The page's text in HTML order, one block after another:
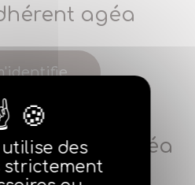
agéa
adhérent agéa
utilise des
strictement